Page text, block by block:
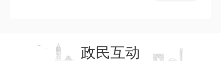
政民互动